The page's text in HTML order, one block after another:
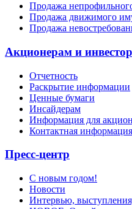
Продажа
Продажа движимого
Продажа
Акционерам и
Отчетность
Раскрытие информации
Ценные бумаги
Инсайдерам
Информация для
Контактная информация
Пресс-центр
С новым годом!
Новости
Интервью,